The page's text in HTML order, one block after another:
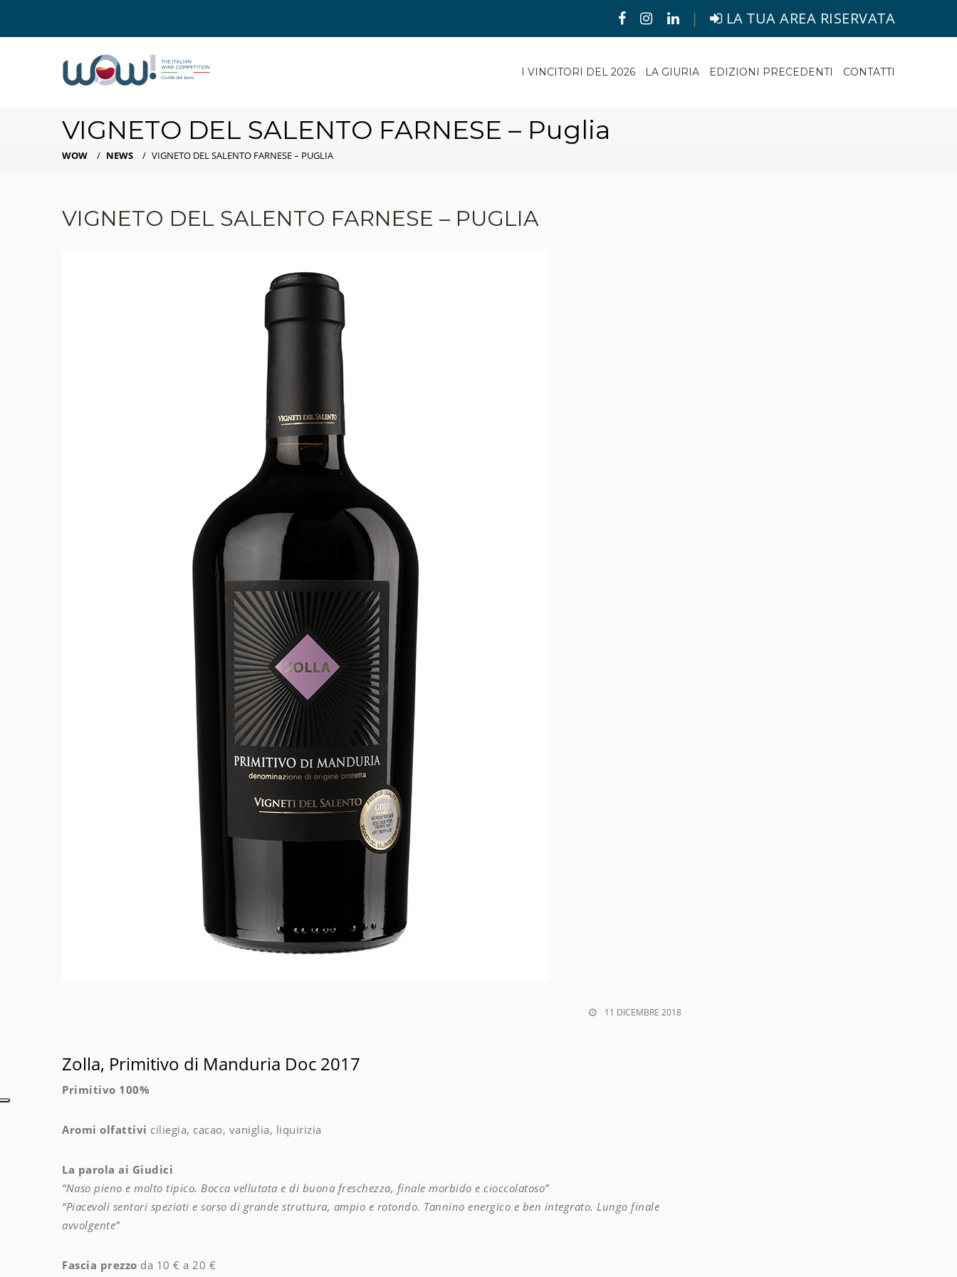
| LA TUA AREA RISERVATA
I VINCITORI DEL 2026 LA GIURIA EDIZIONI PRECEDENTI CONTATTI
VIGNETO DEL SALENTO FARNESE – Puglia
WOW / NEWS / VIGNETO DEL SALENTO FARNESE – PUGLIA
VIGNETO DEL SALENTO FARNESE – PUGLIA
11 DICEMBRE 2018
Zolla, Primitivo di Manduria Doc 2017
Primitivo 100%
Aromi olfattivi ciliegia, cacao, vaniglia, liquirizia
La parola ai Giudici
“Naso pieno e molto tipico. Bocca vellutata e di buona freschezza, finale morbido e cioccolatoso”
“Piacevoli sentori speziati e sorso di grande struttura, ampio e rotondo. Tannino energico e ben integrato. Lungo finale
avvolgente”
Fascia prezzo da 10 € a 20 €